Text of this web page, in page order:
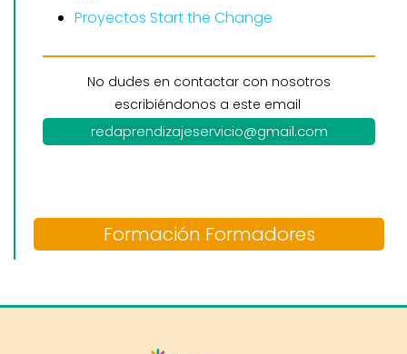
Proyectos Start the Change
No dudes en contactar con nosotros
escribiéndonos a este email
redaprendizajeservicio@gmail.com
Formación Formadores